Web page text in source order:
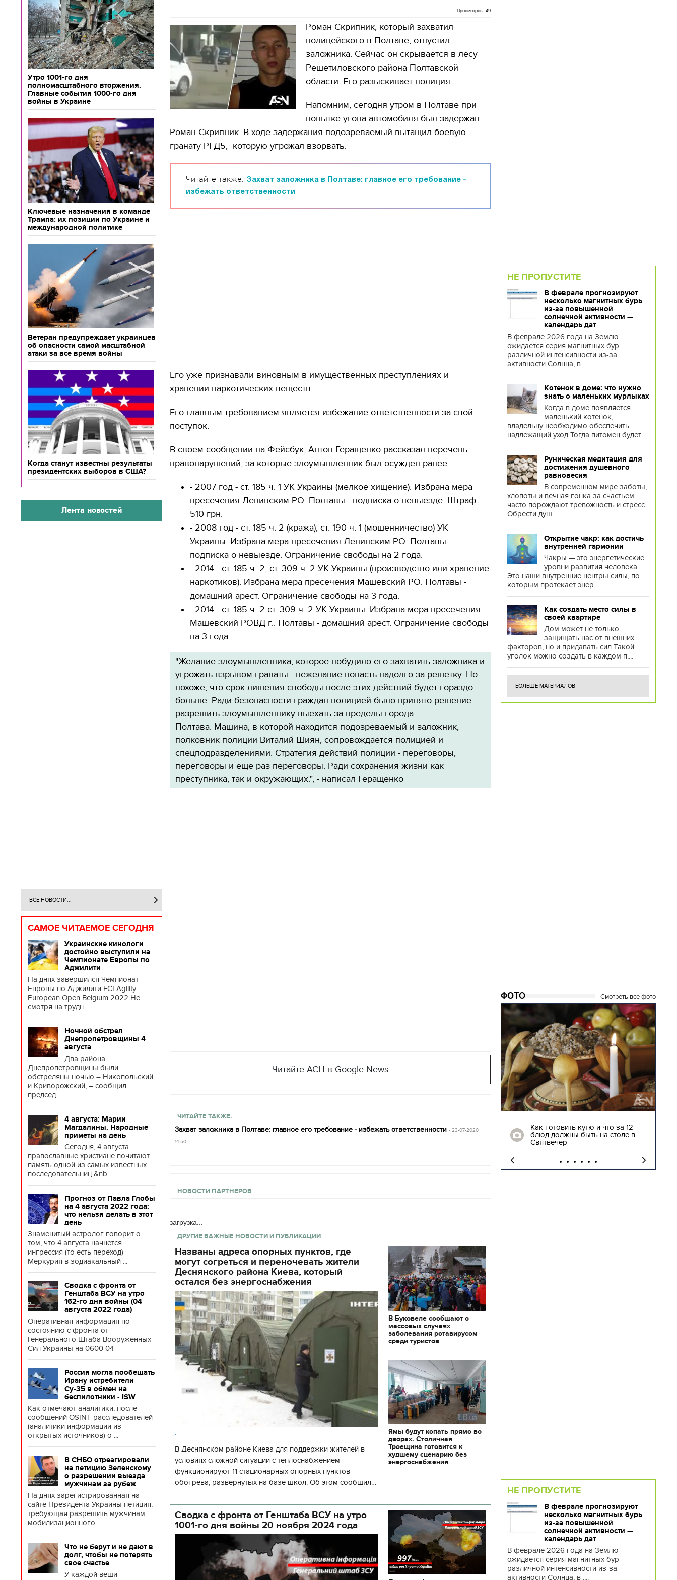
Утро 1001-го дня
полномасштабного вторжения.
Главные события 1000-го дня
войны в Украине
Ключевые назначения в команде
Трампа: их позиции по Украине и
международной политике
Ветеран предупреждает украинцев
об опасности самой масштабной
атаки за все время войны
Когда станут известны результаты
президентских выборов в США?
Лента новостей
ВСЕ НОВОСТИ...
САМОЕ ЧИТАЕМОЕ СЕГОДНЯ
Украинские кинологи
достойно выступили на
Чемпионате Европы по
Аджилити
На днях завершился Чемпионат
Европы по Аджилити FCI Agility
European Open Belgium 2022 Не
смотря на трудн...
Ночной обстрел
Днепропетровщины 4
августа
Два района
Днепропетровщины были
обстреляны ночью – Никопольский
и Криворожский, – сообщил
председ...
4 августа: Марии
Магдалины. Народные
приметы на день
Сегодня, 4 августа
православные христиане почитают
память одной из самых известных
последовательниц &nb...
Прогноз от Павла Глобы
на 4 августа 2022 года:
что нельзя делать в этот
день
Знаменитый астролог говорит о
том, что 4 августа начнется
ингрессия (то есть переход)
Меркурия в зодиакальный ...
Сводка с фронта от
Генштаба ВСУ на утро
162-го дня войны (04
августа 2022 года)
Оперативная информация по
состоянию с фронта от
Генерального Штаба Вооруженных
Сил Украины на 0600 04
Россия могла пообещать
Ирану истребители
Су-35 в обмен на
беспилотники - ISW
Как отмечают аналитики, после
сообщений OSINT-расследователей
(аналитики информации из
открытых источников) о ...
В СНБО отреагировали
на петицию Зеленскому
о разрешении выезда
мужчинам за рубеж
На днях зарегистрированная на
сайте Президента Украины петиция,
требующая разрешить мужчинам
мобилизационного ...
Что не берут и не дают в
долг, чтобы не потерять
свое счастье
У каждой вещи
Просмотров: 49
Роман Скрипник, который захватил
полицейского в Полтаве, отпустил
заложника. Сейчас он скрывается в лесу
Решетиловского района Полтавской
области. Его разыскивает полиция.
Напомним, сегодня утром в Полтаве при
попытке угона автомобиля был задержан
Роман Скрипник. В ходе задержания подозреваемый вытащил боевую
гранату РГД5, которую угрожал взорвать.
Читайте также: Захват заложника в Полтаве: главное его требование -
избежать ответственности
Его уже признавали виновным в имущественных преступлениях и
хранении наркотических веществ.
Его главным требованием является избежание ответственности за свой
поступок.
В своем сообщении на Фейсбук, Антон Геращенко рассказал перечень
правонарушений, за которые злоумышленник был осужден ранее:
- 2007 год - ст. 185 ч. 1 УК Украины (мелкое хищение). Избрана мера
пресечения Ленинским РО. Полтавы - подписка о невыезде. Штраф
510 грн.
- 2008 год - ст. 185 ч. 2 (кража), ст. 190 ч. 1 (мошенничество) УК
Украины. Избрана мера пресечения Ленинским РО. Полтавы -
подписка о невыезде. Ограничение свободы на 2 года.
- 2014 - ст. 185 ч. 2, ст. 309 ч. 2 УК Украины (производство или хранение
наркотиков). Избрана мера пресечения Машевский РО. Полтавы -
домашний арест. Ограничение свободы на 3 года.
- 2014 - ст. 185 ч. 2 ст. 309 ч. 2 УК Украины. Избрана мера пресечения
Машевский РОВД г.. Полтавы - домашний арест. Ограничение свободы
на 3 года.
"Желание злоумышленника, которое побудило его захватить заложника и
угрожать взрывом гранаты - нежелание попасть надолго за решетку. Но
похоже, что срок лишения свободы после этих действий будет гораздо
больше. Ради безопасности граждан полицией было принято решение
разрешить злоумышленнику выехать за пределы города
Полтава. Машина, в которой находится подозреваемый и заложник,
полковник полиции Виталий Шиян, сопровождается полицией и
спецподразделениями. Стратегия действий полиции - переговоры,
переговоры и еще раз переговоры. Ради сохранения жизни как
преступника, так и окружающих.", - написал Геращенко
Читайте АСН в Google News
ЧИТАЙТЕ ТАКЖЕ.
Захват заложника в Полтаве: главное его требование - избежать ответственности - 23-07-2020
14:50
НОВОСТИ ПАРТНЕРОВ
загрузка...
ДРУГИЕ ВАЖНЫЕ НОВОСТИ И ПУБЛИКАЦИИ
Названы адреса опорных пунктов, где
могут согреться и переночевать жители
Деснянского района Киева, который
остался без энергоснабжения
.
В Деснянском районе Киева для поддержки жителей в
условиях сложной ситуации с теплоснабжением
функционируют 11 стационарных опорных пунктов
обогрева, развернутых на базе школ. Об этом сообщил
государственной а
В Буковеле сообщают о
массовых случаях
заболевания ротавирусом
среди туристов
Ямы будут копать прямо во
дворах. Столичная
Троещина готовится к
худшему сценарию без
энергоснабжения
Сводка с фронта от Генштаба ВСУ на утро
1001-го дня войны 20 ноября 2024 года
НЕ ПРОПУСТИТЕ
В феврале прогнозируют
несколько магнитных бурь
из-за повышенной
солнечной активности —
календарь дат
В феврале 2026 года на Землю
ожидается серия магнитных бур
различной интенсивности из-за
активности Солнца, в ....
Котенок в доме: что нужно
знать о маленьких мурлыках
Когда в доме появляется
маленький котенок,
владельцу необходимо обеспечить
надлежащий уход Тогда питомец будет....
Руническая медитация для
достижения душевного
равновесия
В современном мире заботы,
хлопоты и вечная гонка за счастьем
часто порождают тревожность и стресс
Обрести душ....
Открытие чакр: как достичь
внутренней гармонии
Чакры — это энергетические
уровни развития человека
Это наши внутренние центры силы, по
которым протекает энер....
Как создать место силы в
своей квартире
Дом может не только
защищать нас от внешних
факторов, но и придавать сил Такой
уголок можно создать в каждом п....
БОЛЬШЕ МАТЕРИАЛОВ
ФОТО Смотреть все фото
11.10.2017 | 16:22
Времена Руси: как выглядят
декорации к фильму
Как готовить кутю и что за 12
блюд должны быть на столе в
Святвечер
НЕ ПРОПУСТИТЕ
В феврале прогнозируют
несколько магнитных бурь
из-за повышенной
солнечной активности —
календарь дат
В феврале 2026 года на Землю
ожидается серия магнитных бур
различной интенсивности из-за
активности Солнца, в ....